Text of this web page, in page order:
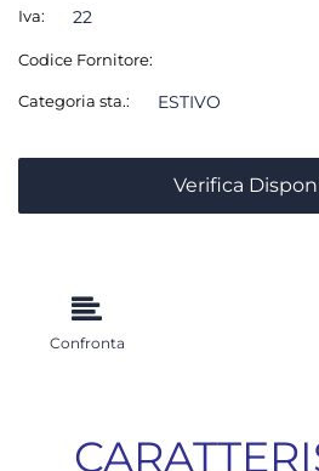
Iva: 22
Codice Fornitore:
Categoria sta.: ESTIVO
Verifica
Confronta